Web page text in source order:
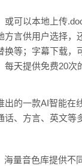
或可以本地上传
方言供用户选择
换等；字幕下载
每天提供免费20次
出的一款AI智能在
话、方言、英文等
海量音色库提供不